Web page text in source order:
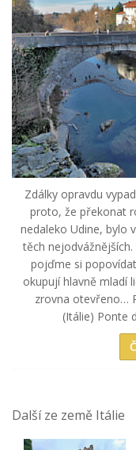
Zdálky opravdu
proto, že překonat
nedaleko Udine, bylo
těch
pojďme si
okupují hlavně mladí
zrovna otevřeno…
(Itálie) Ponte
Další ze země Itálie